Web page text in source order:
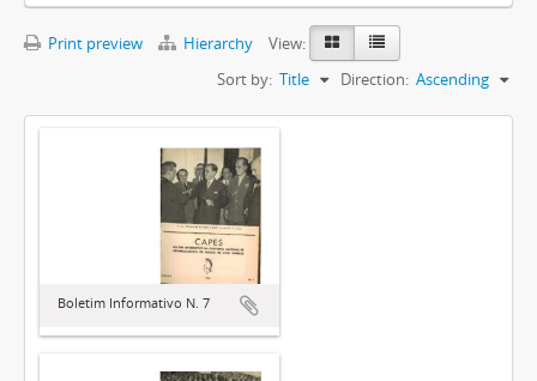
Print preview Hierarchy
View:
Sort by: Title Direction: Ascending
Boletim Informativo N. 7